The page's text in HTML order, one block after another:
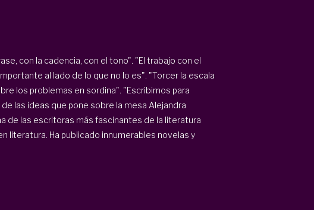
con la cadencia, con el tono". "El trabajo con el
al lado de lo que no lo es". "Torcer la escala
los problemas en sordina". "Escribimos para
las ideas que pone sobre la mesa Alejandra
de las escritoras más fascinantes de la literatura
literatura. Ha publicado innumerables novelas y